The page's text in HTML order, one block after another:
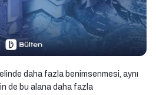
daha fazla benimsenmesi, aynı
de bu alana daha fazla